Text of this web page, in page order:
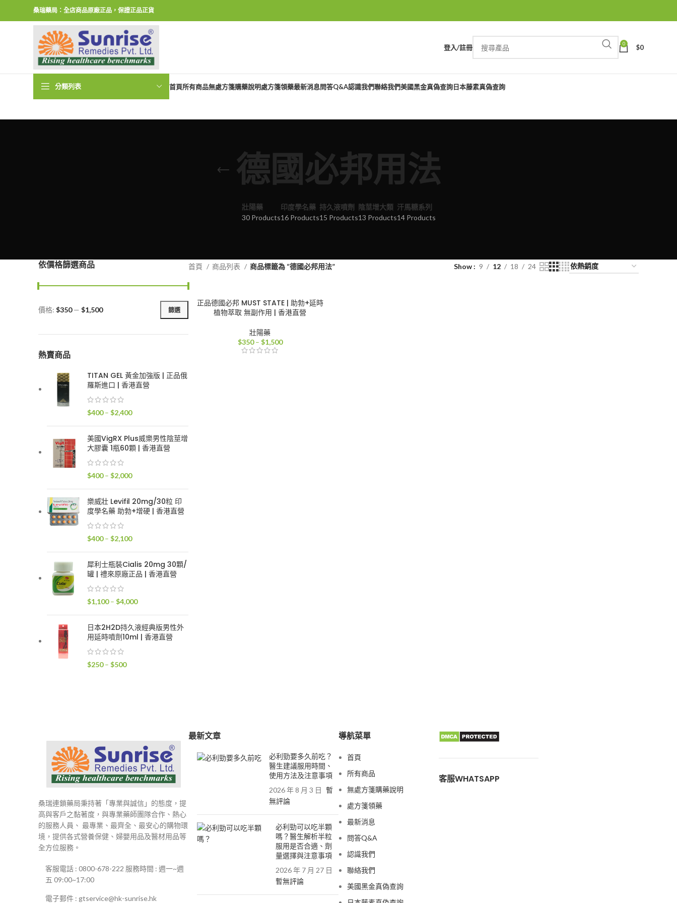
桑瑞藥局：全店商品原廠正品，保證正品正貨
登入/註冊 0 $0
分類列表 首頁所有商品無處方箋購藥說明處方箋領藥最新消息問答Q&A認識我們聯絡我們美國黑金真偽查詢日本藤素真偽查詢
德國必邦用法
壯陽藥
30 Products
印度學名藥
16 Products
持久液噴劑
15 Products
陰莖增大類
13 Products
汗馬糖系列
14 Products
依價格篩選商品
最
價
最
價
篩選
價格: $350— $1,500
熱賣商品
TITAN GEL 黃金加強版 | 正品俄
羅斯進口 | 香港直營
$400 – $2,400價
圍：
$2,400
美國VigRX Plus威樂男性陰莖增
大膠囊 1瓶60顆 | 香港直營
$400 – $2,000價
範
圍：
$2,000
樂威壯 Levifil 20mg/30粒 印
度學名藥 助勃+增硬 | 香港直營
$400 – $2,100價
範
圍：
$2,100
犀利士瓶裝Cialis 20mg 30顆/
罐 | 禮來原廠正品 | 香港直營
$1,100 – $4,000價
範
圍：
日本2H2D持久液經典版男性外
用延時噴劑10ml | 香港直營
$250 – $500價
首頁 商品列表 商品標籤為 “德國必邦用法” Show 9 12 18 24
正品德國必邦 MUST STATE | 助勃+延時
植物萃取 無副作用 | 香港直營
壯陽藥
$350 – $1,500價
桑瑞連鎖藥局秉持著「專業與誠信」的態度，提
高與客戶之黏著度，與專業藥師團隊合作、熱心
的服務人員、 最專業、最齊全、最安心的購物環
境，提供各式營養保健、婦嬰用品及醫材用品等
全方位服務。
客服電話 : 0800-678-222 服務時間 : 週一~週
五 09:00~17:00
電子郵件 : gtservice@hk-sunrise.hk
最新文章
必利勁要多久前吃？
醫生建議服用時間、
使用方法及注意事項
2026 年 8 月 3 日 暫
無評論
必利勁可以吃半顆
嗎？醫生解析半粒
服用是否合適、劑
量選擇與注意事項
2026 年 7 月 27 日
暫無評論
導航菜單
首頁
所有商品
無處方箋購藥說明
處方箋領藥
最新消息
問答Q&A
認識我們
聯絡我們
美國黑金真偽查詢
客服WHATSAPP